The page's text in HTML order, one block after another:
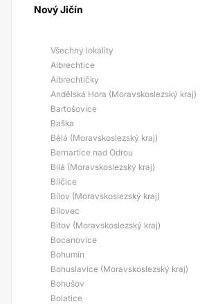
Nový Jičín
Všechny lokality
Albrechtice
Albrechtičky
Andělská Hora (Moravskoslezský kraj)
Bartošovice
Baška
Bělá (Moravskoslezský kraj)
Bernartice nad Odrou
Bílá (Moravskoslezský kraj)
Bílčice
Bílov (Moravskoslezský kraj)
Bílovec
Bítov (Moravskoslezský kraj)
Bocanovice
Bohumín
Bohuslavice (Moravskoslezský kraj)
Bohušov
Bolatice